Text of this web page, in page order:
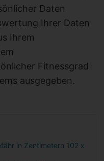
Daten
Ihrer Daten
Ihrem
Fitnessgrad
ausgegeben.
in Zentimetern 102 x